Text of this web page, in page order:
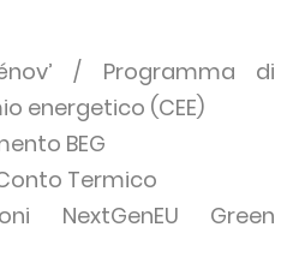
/ Programma di
energetico (CEE)
BEG
Termico
NextGenEU Green